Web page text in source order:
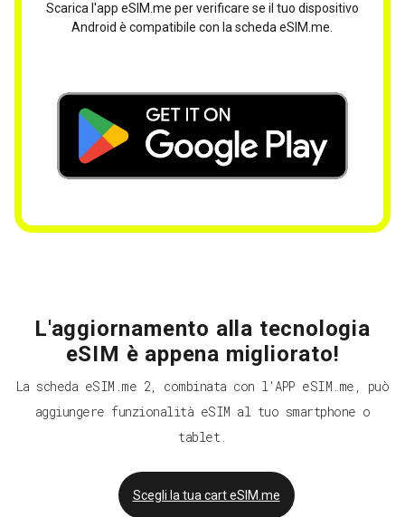
Scarica l'app eSIM.me per verificare se il tuo dispositivo
Android è compatibile con la scheda eSIM.me.
L'aggiornamento alla tecnologia
eSIM è appena migliorato!
La scheda eSIM.me 2, combinata con l'APP eSIM.me, può
aggiungere funzionalità eSIM al tuo smartphone o
tablet.
Scegli la tua cart eSIM.me